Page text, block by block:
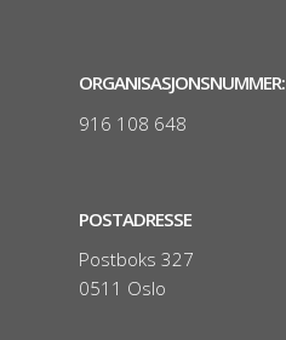
ORGANISASJONSNUMMER:
916 108 648
POSTADRESSE
Postboks 327
0511 Oslo